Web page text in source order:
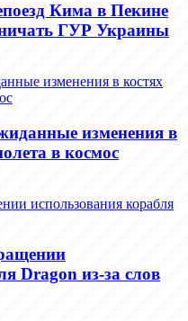
Кима в Пекине
ГУР Украины
изменения в
в космос
Dragon из-за слов